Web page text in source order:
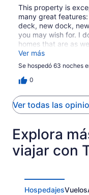
This property is
many great
deck, new dock,
you may wish for. I
homes that are as
We throughly
estates.Ted Leach ,,
Ver más
Se hospedó 63 noches
0
Ver todas las
Explora
viajar con
HospedajesVuelos